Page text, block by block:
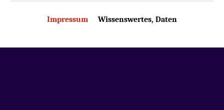
Impressum Wissenswertes, Daten